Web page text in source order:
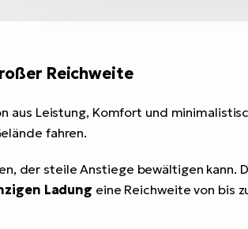
Reichweite
Leistung, Komfort und
fahren.
der steile Anstiege bewältigen kann.
Ladung eine Reichweite von bis